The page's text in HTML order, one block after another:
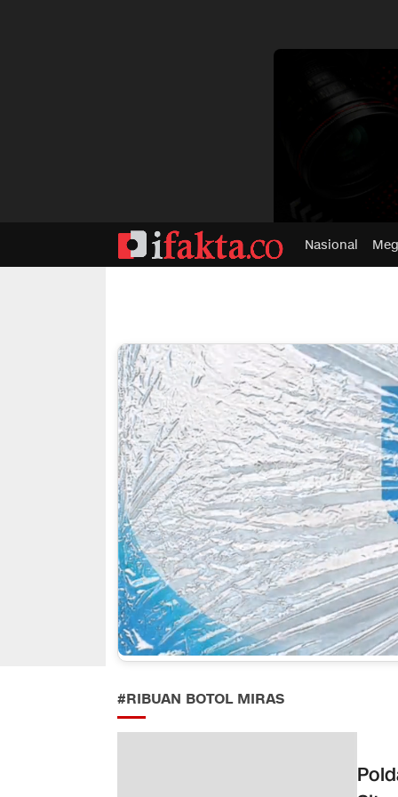
Nasional
#RIBUAN BOTOL MIRAS